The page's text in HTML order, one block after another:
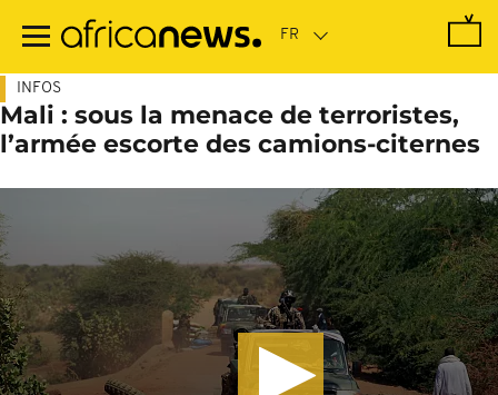
contenu
INFOS
Mali : sous la menace de terroristes,
l’armée escorte des camions-citernes